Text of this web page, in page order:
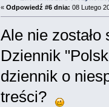
« Odpowiedź #6 dnia: 08 Lutego
Ale nie
Dziennik
dziennik o
treści?